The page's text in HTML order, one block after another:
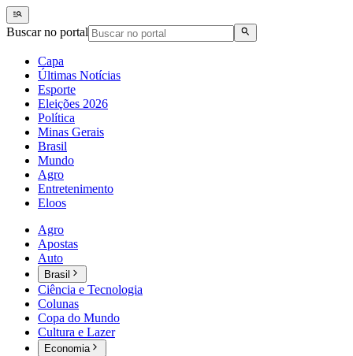
Buscar no portal
Capa
Últimas Notícias
Esporte
Eleições 2026
Política
Minas Gerais
Brasil
Mundo
Agro
Entretenimento
Eloos
Agro
Apostas
Auto
Brasil
Ciência e Tecnologia
Colunas
Copa do Mundo
Cultura e Lazer
Economia